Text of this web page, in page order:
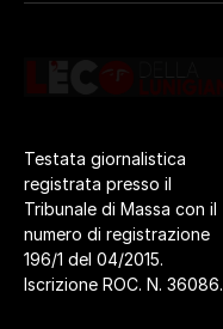
Testata giornalistica
registrata presso il
Tribunale di Massa con il
numero di registrazione
196/1 del 04/2015.
Iscrizione ROC. N. 36086.